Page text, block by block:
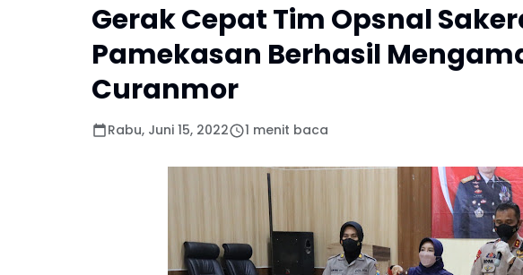
Gerak Cepat Tim Opsnal
Pamekasan Berhasil
Curanmor
Rabu, Juni 15, 2022 1 menit baca